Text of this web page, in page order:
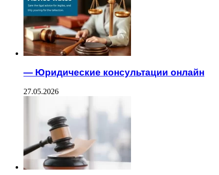
— Юридические консультации онлайн
27.05.2026